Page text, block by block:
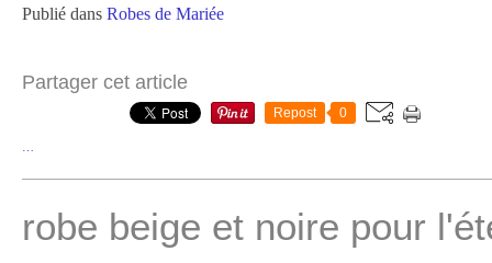
Publié dans Robes de Mariée
Partager cet article
Repost 0
robe beige et noire pour